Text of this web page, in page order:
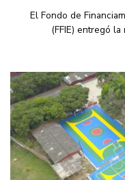
El Fondo de
(FFIE) entregó